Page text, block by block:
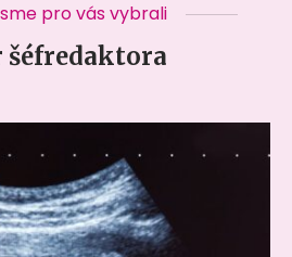
pro vás vybrali
šéfredaktora